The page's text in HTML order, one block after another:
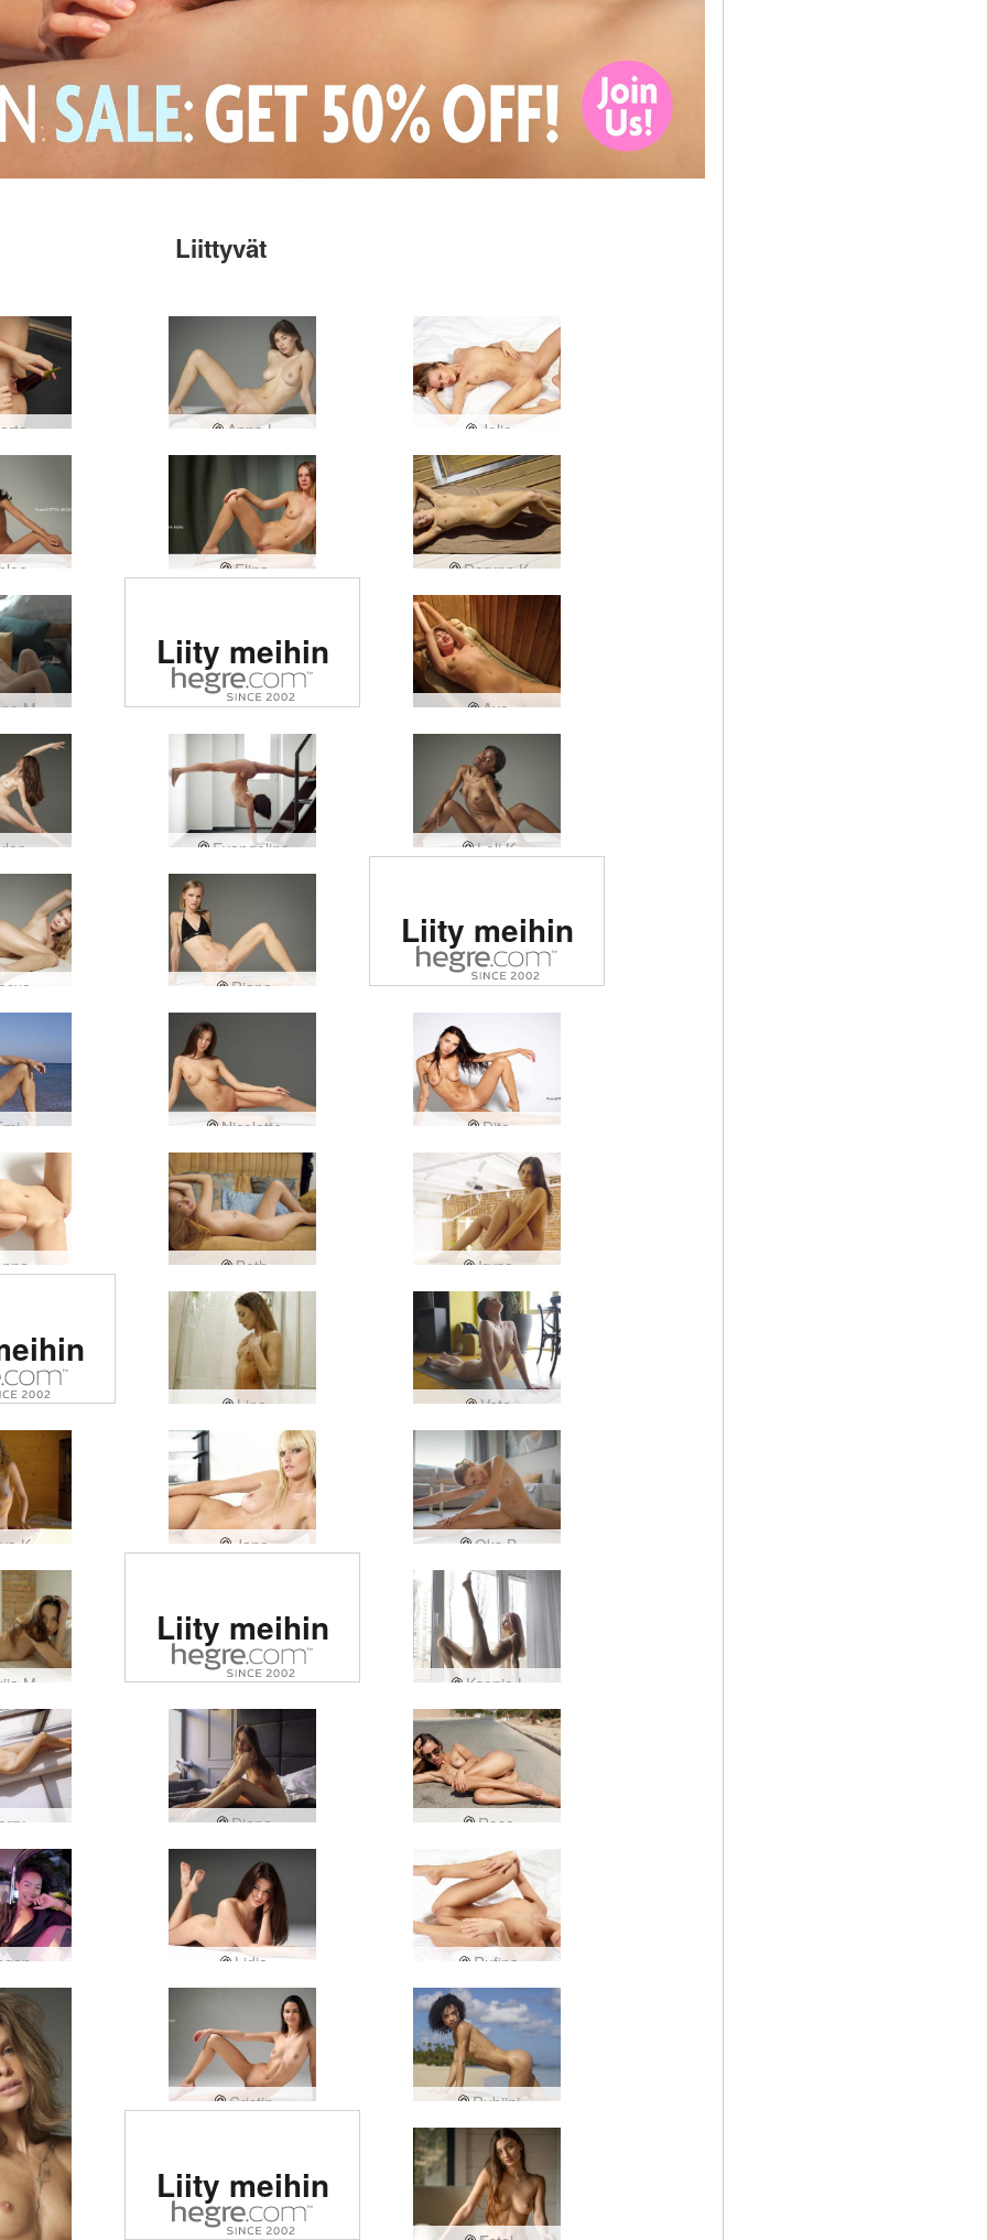
Liittyvät
Anna L Jolie
Elina Daryna K
M
eroottinen
sivusto
maailmassa
Liity meihin
Aya
Evangelina Loli K
Riana
eroottinen
sivusto
maailmassa
Liity meihin
Nicolette Dita
Beth Iryna
Lina Veta
K Jane Oks B
M
eroottinen
sivusto
maailmassa
Liity meihin
Ksenia L
Diana Rosa
Lidia Rufina
Cristin Rubiini
eroottinen
sivusto
Liity meihin